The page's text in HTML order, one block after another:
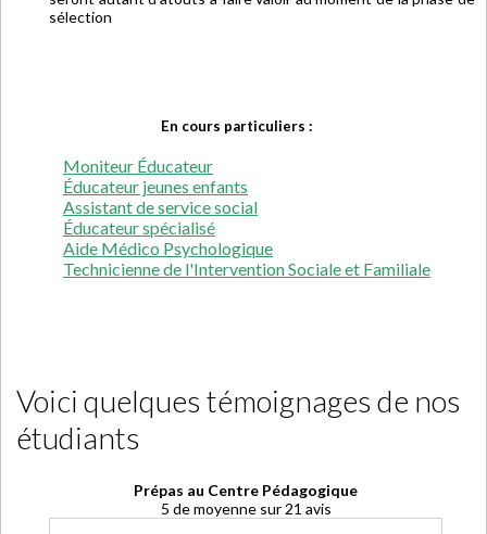
sélection
En cours particuliers :
Moniteur Éducateur
Éducateur jeunes enfants
Assistant de service social
Éducateur spécialisé
Aide Médico Psychologique
Technicienne de l'Intervention Sociale et Familiale
Voici quelques témoignages de nos
étudiants
Prépas au Centre Pédagogique
5 de moyenne sur 21 avis